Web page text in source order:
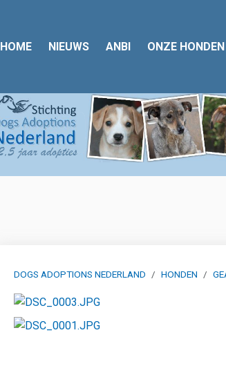
HOME NIEUWS ANBI ONZE HONDEN
DOGS ADOPTIONS NEDERLAND HONDEN